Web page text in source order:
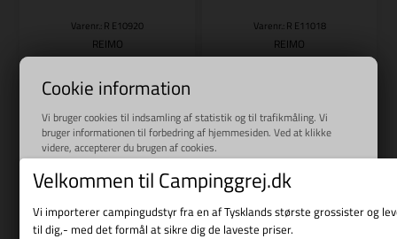
Cookie information
Vi bruger cookies til indsamling af statistik og til trafikmåling. Vi
bruger informationen til forbedring af hjemmesiden. Ved at klikke
videre, accepterer du brugen af cookies.
Læs mere
Varenr.: R E10920
REIMO
879,00DKK
Bestillingsvare
Varenr.: R E11018
REIMO
Bestillingsvare
Velkommen til Campinggrej.dk
Vi importerer campingudstyr fra en af Tysklands største grossister og
til dig,- med det formål at sikre dig de laveste priser.